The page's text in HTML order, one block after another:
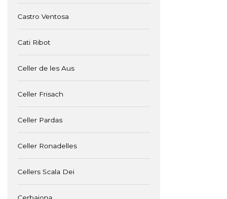
Castro Ventosa
Cati Ribot
Celler de les Aus
Celler Frisach
Celler Pardas
Celler Ronadelles
Cellers Scala Dei